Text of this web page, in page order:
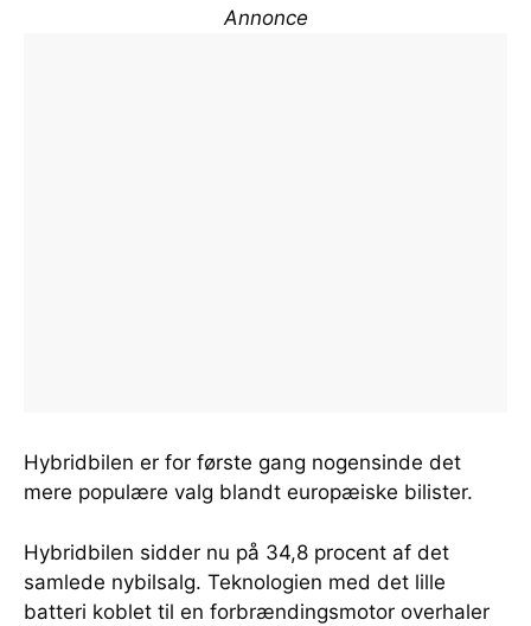
Annonce
Hybridbilen er for første gang nogensinde det
mere populære valg blandt europæiske bilister.
Hybridbilen sidder nu på 34,8 procent af det
samlede nybilsalg. Teknologien med det lille
batteri koblet til en forbrændingsmotor overhaler